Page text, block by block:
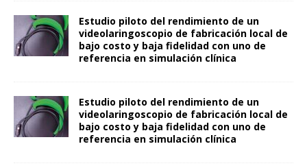
Estudio piloto del rendimiento de un
videolaringoscopio de fabricación local de
bajo costo y baja fidelidad con uno de
referencia en simulación clínica
Estudio piloto del rendimiento de un
videolaringoscopio de fabricación local de
bajo costo y baja fidelidad con uno de
referencia en simulación clínica